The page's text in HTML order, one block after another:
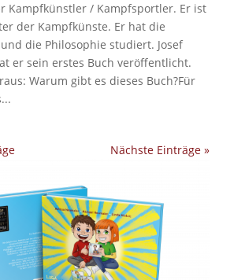
Kampfkünstler / Kampfsportler. Er ist
der Kampfkünste. Er hat die
die Philosophie studiert. Josef
er sein erstes Buch veröffentlicht.
Warum gibt es dieses Buch?Für
Nächste Einträge »